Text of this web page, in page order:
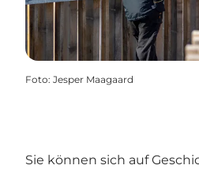
Foto: Jesper Maagaard
Sie können sich auf